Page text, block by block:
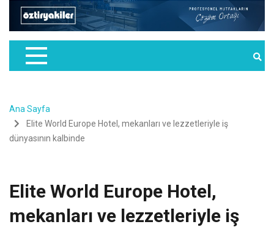
Ana Sayfa
Elite World Europe Hotel, mekanları ve lezzetleriyle iş
dünyasının kalbinde
Elite World Europe Hotel,
mekanları ve lezzetleriyle iş